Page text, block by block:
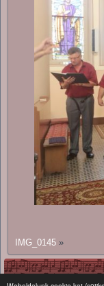
IMG_0145 »